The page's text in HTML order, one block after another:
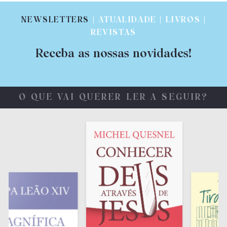
NEWSLETTERS
| ATUALIDADE | LIVROS |
REVISTAS
Receba as nossas novidades!
O QUE VAI QUERER LER A SEGUIR?